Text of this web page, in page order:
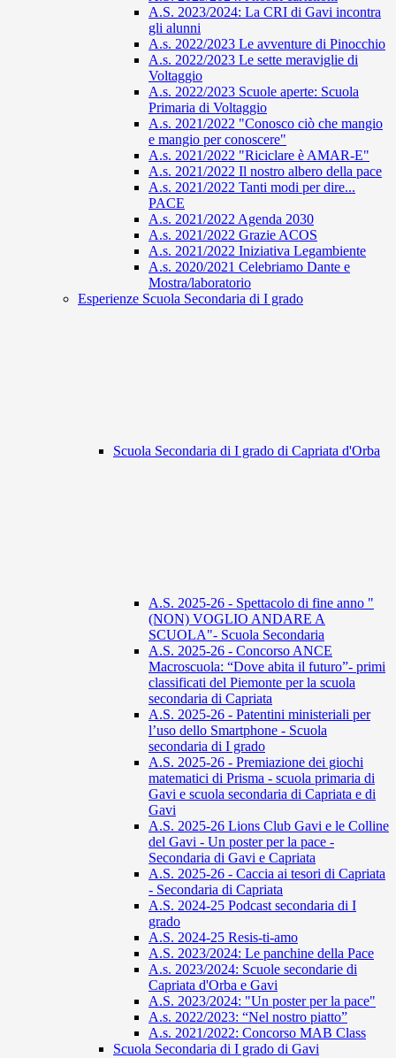
A.S. 2023/2024: La CRI di Gavi incontra
gli alunni
A.s. 2022/2023 Le avventure di Pinocchio
A.s. 2022/2023 Le sette meraviglie di
Voltaggio
A.s. 2022/2023 Scuole aperte: Scuola
Primaria di Voltaggio
A.s. 2021/2022 "Conosco ciò che mangio
e mangio per conoscere"
A.s. 2021/2022 "Riciclare è AMAR-E"
A.s. 2021/2022 Il nostro albero della pace
A.s. 2021/2022 Tanti modi per dire...
PACE
A.s. 2021/2022 Agenda 2030
A.s. 2021/2022 Grazie ACOS
A.s. 2021/2022 Iniziativa Legambiente
A.s. 2020/2021 Celebriamo Dante e
Mostra/laboratorio
Esperienze Scuola Secondaria di I grado
Scuola Secondaria di I grado di Capriata d'Orba
A.S. 2025-26 - Spettacolo di fine anno "
(NON) VOGLIO ANDARE A
SCUOLA"- Scuola Secondaria
A.S. 2025-26 - Concorso ANCE
Macroscuola: “Dove abita il futuro”- primi
classificati del Piemonte per la scuola
secondaria di Capriata
A.S. 2025-26 - Patentini ministeriali per
l’uso dello Smartphone - Scuola
secondaria di I grado
A.S. 2025-26 - Premiazione dei giochi
matematici di Prisma - scuola primaria di
Gavi e scuola secondaria di Capriata e di
Gavi
A.S. 2025-26 Lions Club Gavi e le Colline
del Gavi - Un poster per la pace -
Secondaria di Gavi e Capriata
A.S. 2025-26 - Caccia ai tesori di Capriata
- Secondaria di Capriata
A.S. 2024-25 Podcast secondaria di I
grado
A.S. 2024-25 Resis-ti-amo
A.S. 2023/2024: Le panchine della Pace
A.s. 2023/2024: Scuole secondarie di
Capriata d'Orba e Gavi
A.S. 2023/2024: "Un poster per la pace"
A.s. 2022/2023: “Nel nostro piatto”
A.s. 2021/2022: Concorso MAB Class
Scuola Secondaria di I grado di Gavi